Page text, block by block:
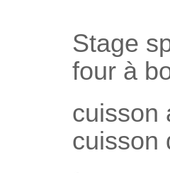
Stage
four à
cuisson
cuisson